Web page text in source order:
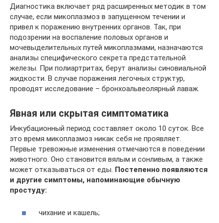
Диагностика включает ряд расширенных методик в том
случае, если микоплазмоз в запущенном течении и
привел к поражению внутренних органов. Так, при
подозрении на воспаление половых органов и
мочевыделительных путей микоплазмами, назначаются
анализы специфического секрета предстательной
железы. При полиартритах, берут анализы синовиальной
жидкости. В случае поражения легочных структур,
проводят исследование – бронхоальвеолярный лаваж.
Явная или скрытая симптоматика
Инкубационный период составляет около 10 суток. Все
это время микоплазмоз никак себя не проявляет.
Первые тревожные изменения отмечаются в поведении
животного. Оно становится вялым и сонливым, а также
может отказываться от еды. Постепенно появляются
и другие симптомы, напоминающие обычную
простуду:
чихание и кашель;